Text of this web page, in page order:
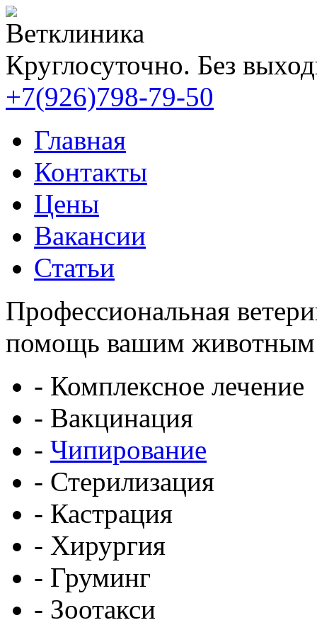
Ветклиника
Круглосуточно. Без
+7(926)798-79-50
Главная
Контакты
Цены
Вакансии
Статьи
Профессиональная
помощь вашим животным
- Комплексное лечение
- Вакцинация
- Чипирование
- Стерилизация
- Кастрация
- Хирургия
- Груминг
- Зоотакси